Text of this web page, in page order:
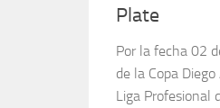
Plate
Por la fecha 02
de la Copa
Liga Profesional